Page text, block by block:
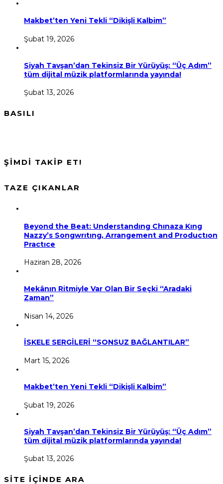
Makbet’ten Yeni Tekli “Dikişli Kalbim”
Şubat 19, 2026
Siyah Tavşan’dan Tekinsiz Bir Yürüyüş: “Üç Adım”
tüm dijital müzik platformlarında yayında!
Şubat 13, 2026
BASILI
ŞİMDİ TAKİP ET!
TAZE ÇIKANLAR
Beyond the Beat: Understandıng Chınaza Kıng
Nazzy’s Songwrıtıng, Arrangement and Productıon
Practıce
Haziran 28, 2026
Mekânın Ritmiyle Var Olan Bir Seçki “Aradaki
Zaman”
Nisan 14, 2026
İSKELE SERGİLERİ “SONSUZ BAĞLANTILAR”
Mart 15, 2026
Makbet’ten Yeni Tekli “Dikişli Kalbim”
Şubat 19, 2026
Siyah Tavşan’dan Tekinsiz Bir Yürüyüş: “Üç Adım”
tüm dijital müzik platformlarında yayında!
Şubat 13, 2026
SİTE İÇİNDE ARA